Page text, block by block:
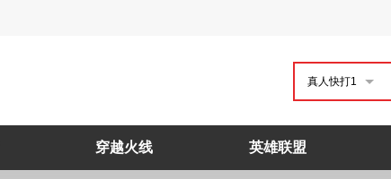
真人快打1
穿越火线 英雄联盟